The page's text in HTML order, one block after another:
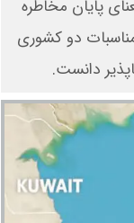
پایان مخاطره
دو کشوری
دانست.